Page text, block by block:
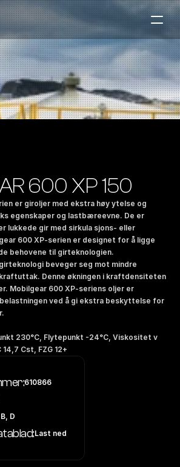
NO| EN
Kontakt oss
600 XP 150
er giroljer med ekstra høy ytelse og
egenskaper og lastbæreevne. De er
lukkede gir med sirkula sjons- eller
600 XP-serien er designet for å ligge
behovene til girteknologien.
beveger seg mot mindre
Denne økningen i kraftdensiteten
Mobilgear 600 XP-seriens oljer er
ved å gi ekstra beskyttelse for
230°C, Flytepunkt -24°C, Viskositet v
14,7 Cst, FZG 12+
610866
D
Last ned